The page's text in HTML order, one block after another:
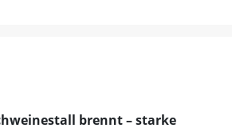
brennt – starke